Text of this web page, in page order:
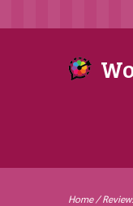
Home/